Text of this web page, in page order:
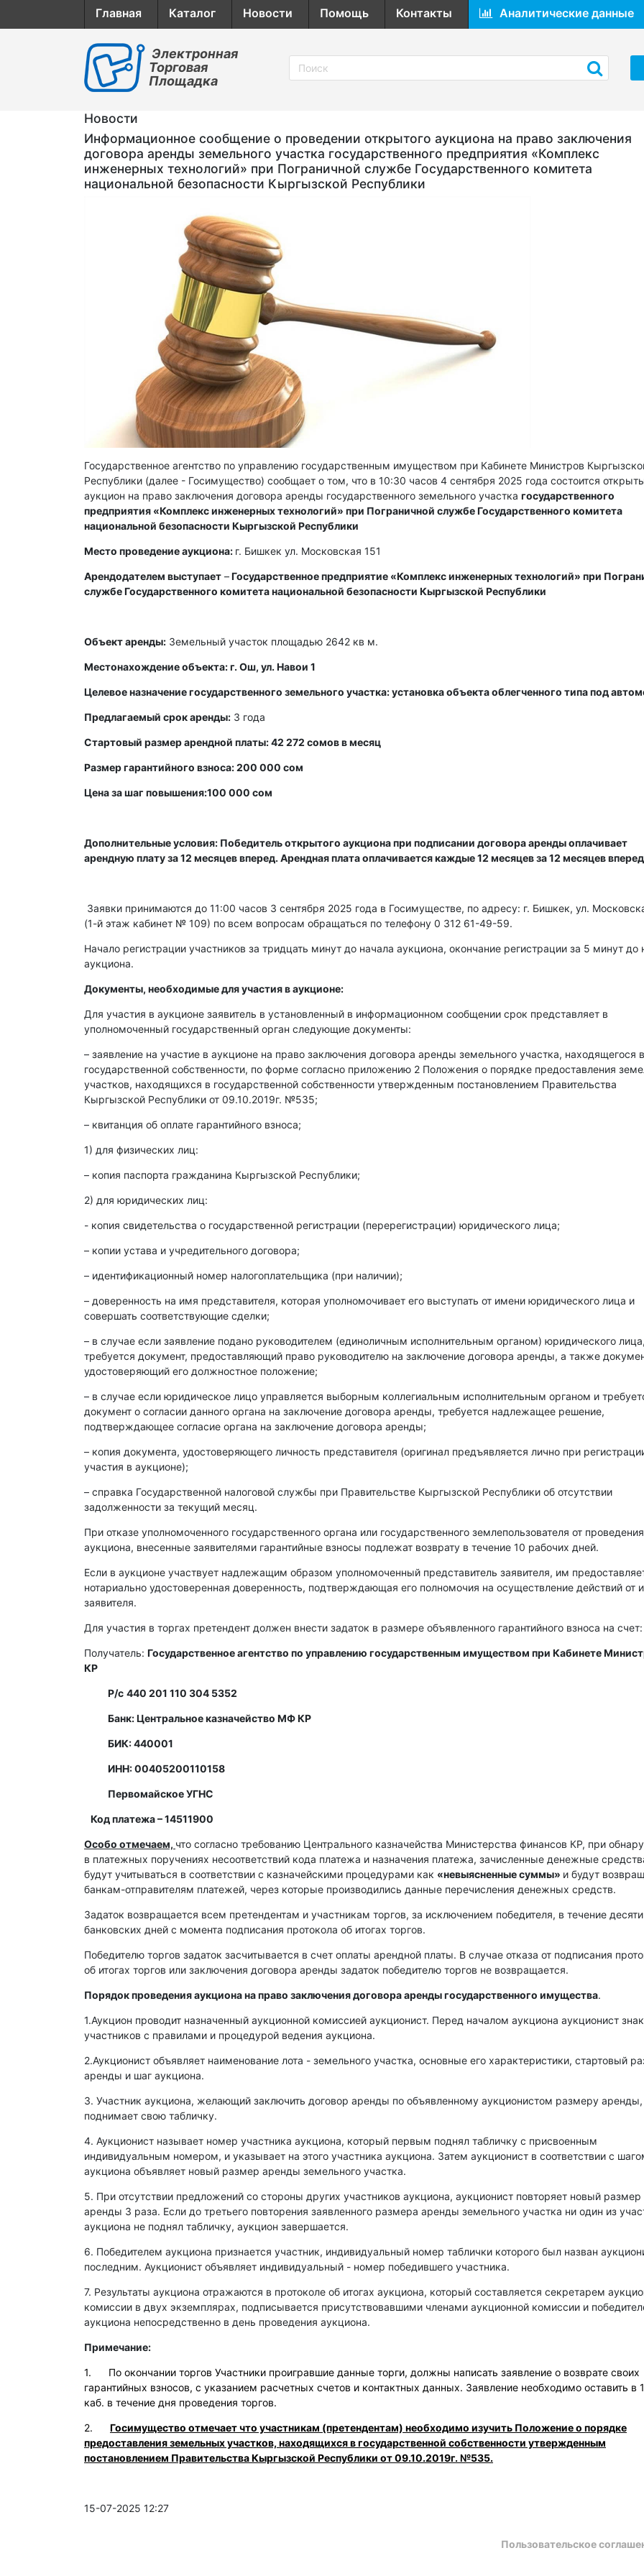
Главная Каталог Новости Помощь Контакты Аналитические данные
Электронная
Торговая
Площадка
Новости
Информационное сообщение о проведении открытого аукциона на право заключения
договора аренды земельного участка государственного предприятия «Комплекс
инженерных технологий» при Пограничной службе Государственного комитета
национальной безопасности Кыргызской Республики
Государственное агентство по управлению государственным имуществом при Кабинете Министров
Республики (далее - Госимущество) сообщает о том, что в 10:30 часов 4 сентября 2025 года состоится
аукцион на право заключения договора аренды государственного земельного участка государственного
предприятия «Комплекс инженерных технологий» при Пограничной службе Государственного комитета
национальной безопасности Кыргызской Республики
Место проведение аукциона: г. Бишкек ул. Московская 151
Арендодателем выступает –Государственное предприятие «Комплекс инженерных технологий» при
службе Государственного комитета национальной безопасности Кыргызской Республики
Объект аренды: Земельный участок площадью 2642 кв м.
Местонахождение объекта: г. Ош, ул. Навои 1
Целевое назначение государственного земельного участка: установка объекта облегченного типа под
Предлагаемый срок аренды: 3 года
Стартовый размер арендной платы: 42 272 сомов в месяц
Размер гарантийного взноса: 200 000 сом
Цена за шаг повышения:100 000 сом
Дополнительные условия: Победитель открытого аукциона при подписании договора аренды оплачивает
арендную плату за 12 месяцев вперед. Арендная плата оплачивается каждые 12 месяцев за 12 месяцев
Заявки принимаются до 11:00 часов 3 сентября 2025 года в Госимуществе, по адресу: г. Бишкек, ул.
(1-й этаж кабинет № 109) по всем вопросам обращаться по телефону 0 312 61-49-59.
Начало регистрации участников за тридцать минут до начала аукциона, окончание регистрации за 5 минут до
аукциона.
Документы, необходимые для участия в аукционе:
Для участия в аукционе заявитель в установленный в информационном сообщении срок представляет в
уполномоченный государственный орган следующие документы:
– заявление на участие в аукционе на право заключения договора аренды земельного участка, находящегося в
государственной собственности, по форме согласно приложению 2 Положения о порядке предоставления
участков, находящихся в государственной собственности утвержденным постановлением Правительства
Кыргызской Республики от 09.10.2019г. №535;
– квитанция об оплате гарантийного взноса;
1) для физических лиц:
– копия паспорта гражданина Кыргызской Республики;
2) для юридических лиц:
- копия свидетельства о государственной регистрации (перерегистрации) юридического лица;
– копии устава и учредительного договора;
– идентификационный номер налогоплательщика (при наличии);
– доверенность на имя представителя, которая уполномочивает его выступать от имени юридического лица и
совершать соответствующие сделки;
– в случае если заявление подано руководителем (единоличным исполнительным органом) юридического лица,
требуется документ, предоставляющий право руководителю на заключение договора аренды, а также
удостоверяющий его должностное положение;
– в случае если юридическое лицо управляется выборным коллегиальным исполнительным органом и
документ о согласии данного органа на заключение договора аренды, требуется надлежащее решение,
подтверждающее согласие органа на заключение договора аренды;
– копия документа, удостоверяющего личность представителя (оригинал предъявляется лично при
участия в аукционе);
– справка Государственной налоговой службы при Правительстве Кыргызской Республики об отсутствии
задолженности за текущий месяц.
При отказе уполномоченного государственного органа или государственного землепользователя от проведения
аукциона, внесенные заявителями гарантийные взносы подлежат возврату в течение 10 рабочих дней.
Если в аукционе участвует надлежащим образом уполномоченный представитель заявителя, им
нотариально удостоверенная доверенность, подтверждающая его полномочия на осуществление действий от
заявителя.
Для участия в торгах претендент должен внести задаток в размере объявленного гарантийного взноса на счет:
Получатель: Государственное агентство по управлению государственным имуществом при Кабинете
КР
Р/с 440 201 110 304 5352
Банк: Центральное казначейство МФ КР
БИК: 440001
ИНН: 00405200110158
Первомайское УГНС
Код платежа – 14511900
Особо отмечаем, что согласно требованию Центрального казначейства Министерства финансов КР, при
в платежных поручениях несоответствий кода платежа и назначения платежа, зачисленные денежные
будут учитываться в соответствии с казначейскими процедурами как «невыясненные суммы» и будут
банкам-отправителям платежей, через которые производились данные перечисления денежных средств.
Задаток возвращается всем претендентам и участникам торгов, за исключением победителя, в течение десяти
банковских дней с момента подписания протокола об итогах торгов.
Победителю торгов задаток засчитывается в счет оплаты арендной платы. В случае отказа от подписания
об итогах торгов или заключения договора аренды задаток победителю торгов не возвращается.
Порядок проведения аукциона на право заключения договора аренды государственного имущества.
1.Аукцион проводит назначенный аукционной комиссией аукционист. Перед началом аукциона аукционист
участников с правилами и процедурой ведения аукциона.
2.Аукционист объявляет наименование лота - земельного участка, основные его характеристики, стартовый
аренды и шаг аукциона.
3. Участник аукциона, желающий заключить договор аренды по объявленному аукционистом размеру аренды,
поднимает свою табличку.
4. Аукционист называет номер участника аукциона, который первым поднял табличку с присвоенным
индивидуальным номером, и указывает на этого участника аукциона. Затем аукционист в соответствии с
аукциона объявляет новый размер аренды земельного участка.
5. При отсутствии предложений со стороны других участников аукциона, аукционист повторяет новый размер
аренды 3 раза. Если до третьего повторения заявленного размера аренды земельного участка ни один из
аукциона не поднял табличку, аукцион завершается.
6. Победителем аукциона признается участник, индивидуальный номер таблички которого был назван
последним. Аукционист объявляет индивидуальный - номер победившего участника.
7. Результаты аукциона отражаются в протоколе об итогах аукциона, который составляется секретарем
комиссии в двух экземплярах, подписывается присутствовавшими членами аукционной комиссии и
аукциона непосредственно в день проведения аукциона.
Примечание:
1. По окончании торгов Участники проигравшие данные торги, должны написать заявление о возврате своих
гарантийных взносов, с указанием расчетных счетов и контактных данных. Заявление необходимо оставить в
каб. в течение дня проведения торгов.
2. Госимущество отмечает что участникам (претендентам) необходимо изучить Положение о порядке
предоставления земельных участков, находящихся в государственной собственности утвержденным
постановлением Правительства Кыргызской Республики от 09.10.2019г. №535.
15-07-2025 12:27
Пользовательское